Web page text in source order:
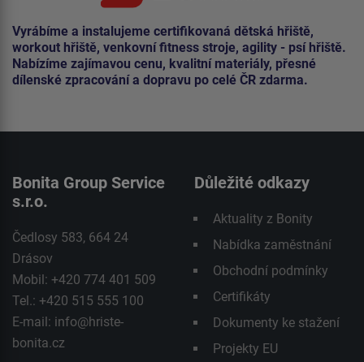
Vyrábíme a instalujeme certifikovaná dětská hřiště,
workout hřiště, venkovní fitness stroje, agility - psí hřiště.
Nabízíme zajímavou cenu, kvalitní materiály, přesné
dílenské zpracování a dopravu po celé ČR zdarma.
Bonita Group Service
s.r.o.
Čedlosy 583, 664 24
Drásov
Mobil: +420 774 401 509
Tel.: +420 515 555 100
E-mail: info@hriste-
bonita.cz
Důležité odkazy
Aktuality z Bonity
Nabídka zaměstnání
Obchodní podmínky
Certifikáty
Dokumenty ke stažení
Projekty EU